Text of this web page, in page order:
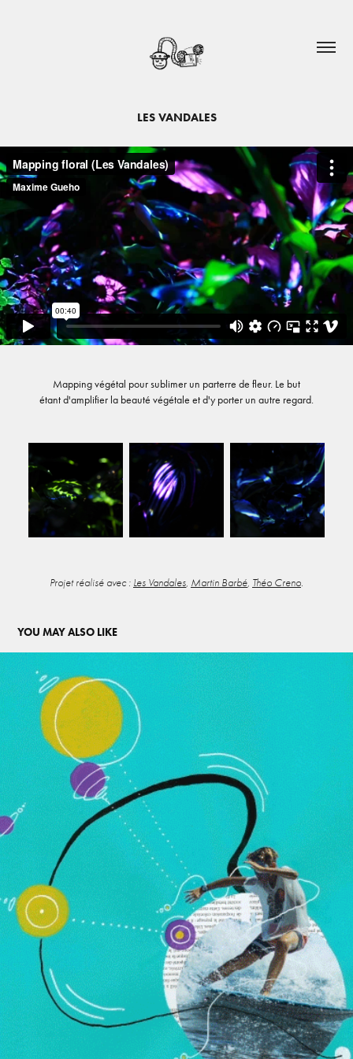
LES VANDALES
Mapping végétal pour sublimer un parterre de fleur. Le but
étant d'amplifier la beauté végétale et d'y porter un autre regard.
Projet réalisé avec : Les Vandales, Martin Barbé, Théo Creno.
YOU MAY ALSO LIKE
MATY
2026